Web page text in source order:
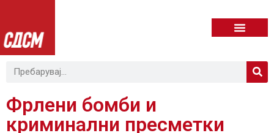
Фрлени бомби и
криминални пресметки